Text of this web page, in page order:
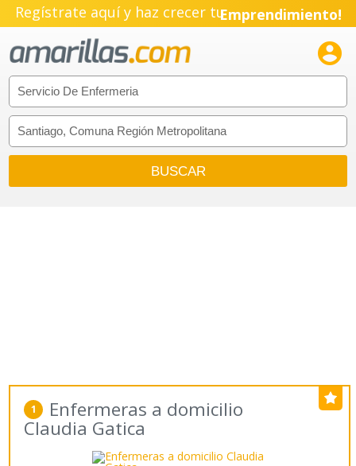
Regístrate aquí y haz crecer tuEmprendimiento!

1 Enfermeras a domicilio
Claudia Gatica